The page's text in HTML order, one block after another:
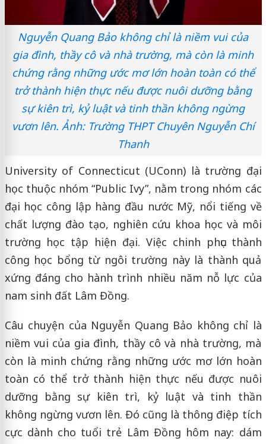
Nguyễn Quang Bảo không chỉ là niềm vui của
gia đình, thầy cô và nhà trường, mà còn là minh
chứng rằng những ước mơ lớn hoàn toàn có thể
trở thành hiện thực nếu được nuôi dưỡng bằng
sự kiên trì, kỷ luật và tinh thần không ngừng
vươn lên. Ảnh: Trường THPT Chuyên Nguyễn Chí
Thanh
University of Connecticut (UConn) là trường đại
học thuộc nhóm “Public Ivy”, nằm trong nhóm các
đại học công lập hàng đầu nước Mỹ, nổi tiếng về
chất lượng đào tạo, nghiên cứu khoa học và môi
trường học tập hiện đại. Việc chinh phục thành
công học bổng từ ngôi trường này là thành quả
xứng đáng cho hành trình nhiều năm nỗ lực của
nam sinh đất Lâm Đồng.
Câu chuyện của Nguyễn Quang Bảo không chỉ là
niềm vui của gia đình, thầy cô và nhà trường, mà
còn là minh chứng rằng những ước mơ lớn hoàn
toàn có thể trở thành hiện thực nếu được nuôi
dưỡng bằng sự kiên trì, kỷ luật và tinh thần
không ngừng vươn lên. Đó cũng là thông điệp tích
cực dành cho tuổi trẻ Lâm Đồng hôm nay: dám